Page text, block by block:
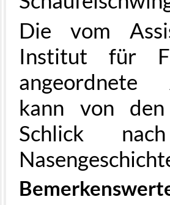
Die vom
Institut für
angeordnete
kann von
Schlick